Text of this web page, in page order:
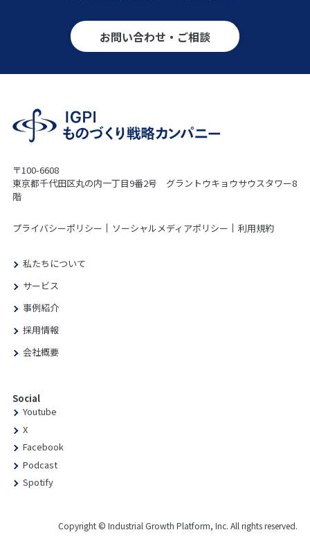
お問い合わせ・ご相談
〒100-6608
東京都千代田区丸の内一丁目9番2号 グラントウキョウサウスタワー8
階
プライバシーポリシー ソーシャルメディアポリシー 利用規約
私たちについて
サービス
事例紹介
採用情報
会社概要
Social
Youtube
X
Facebook
Podcast
Spotify
Copyright © Industrial Growth Platform, Inc. All rights reserved.